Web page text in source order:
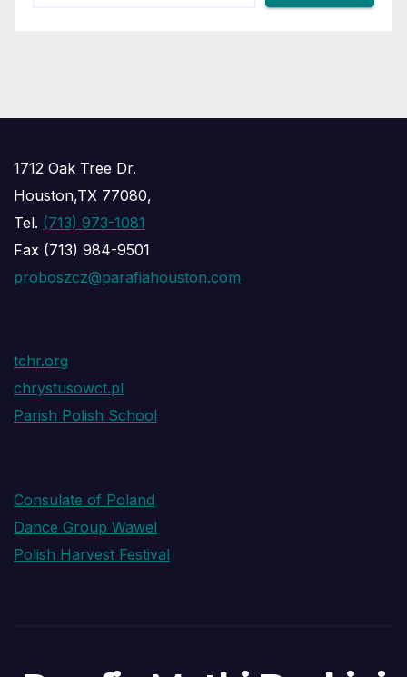
1712 Oak Tree Dr.
Houston,TX 77080,
Tel. (713) 973-1081
Fax (713) 984-9501
proboszcz@parafiahouston.com
tchr.org
chrystusowct.pl
Parish Polish School
Consulate of Poland
Dance Group Wawel
Polish Harvest Festival